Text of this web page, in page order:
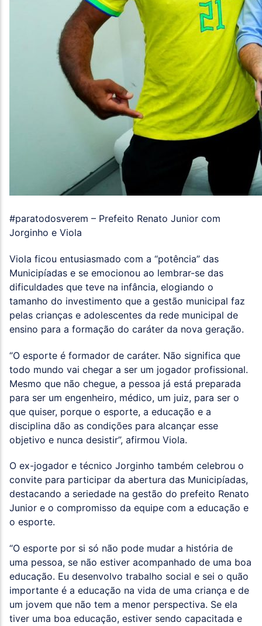
#paratodosverem – Prefeito Renato Junior com
Jorginho e Viola
Viola ficou entusiasmado com a “potência” das
Municipíadas e se emocionou ao lembrar-se das
dificuldades que teve na infância, elogiando o
tamanho do investimento que a gestão municipal faz
pelas crianças e adolescentes da rede municipal de
ensino para a formação do caráter da nova geração.
“O esporte é formador de caráter. Não significa que
todo mundo vai chegar a ser um jogador profissional.
Mesmo que não chegue, a pessoa já está preparada
para ser um engenheiro, médico, um juiz, para ser o
que quiser, porque o esporte, a educação e a
disciplina dão as condições para alcançar esse
objetivo e nunca desistir”, afirmou Viola.
O ex-jogador e técnico Jorginho também celebrou o
convite para participar da abertura das Municipíadas,
destacando a seriedade na gestão do prefeito Renato
Junior e o compromisso da equipe com a educação e
o esporte.
“O esporte por si só não pode mudar a história de
uma pessoa, se não estiver acompanhado de uma boa
educação. Eu desenvolvo trabalho social e sei o quão
importante é a educação na vida de uma criança e de
um jovem que não tem a menor perspectiva. Se ela
tiver uma boa educação, estiver sendo capacitada e